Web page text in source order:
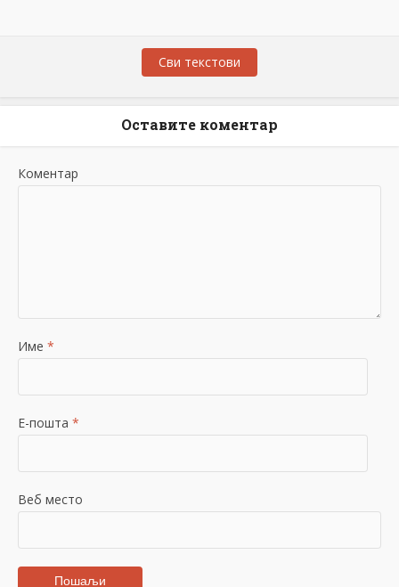
Сви текстови
Оставите коментар
Коментар
Име *
Е-пошта *
Веб место